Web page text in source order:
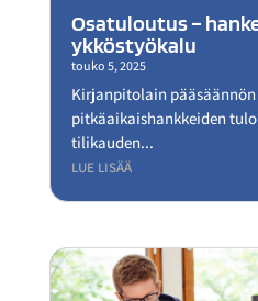
Osatuloutus –
ykköstyökalu
touko 5, 2025
Kirjanpitolain pääsäännön
pitkäaikaishankkeiden
tilikauden...
LUE LISÄÄ